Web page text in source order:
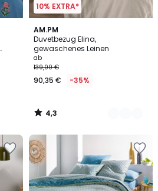
10% EXTRA*
AM.PM
Duvetbezug Elina,
gewaschenes Leinen
ab
139,00 €
90,35 € -35%
4,3
/ 5
25
Farben
4,3
/